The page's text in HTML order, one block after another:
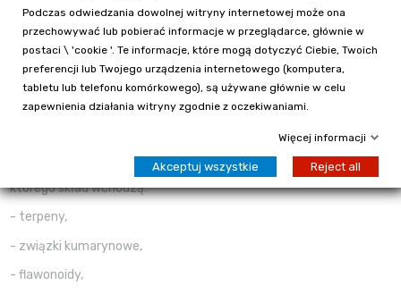
duże, pierzastodzielne, osadzone na długich ogonkach. Kwitnie
pod koniec lata i obumiera po wydaniu nasion, a jego kwiaty są
Drobne, zebrane w duże, kuliste baldachy złożone, zielonkawo-
żółte i zielonkawo-białe. Owocem arcydzięgla są duże rozłupki,
które składają się z 2 płaskich, jasnobrązowych niełupek. Kłącze
jest krótkie pofałdowane i brunatne. Wyrastają z niego cienkie,
Surowcem roślinnym jest korzeń zawierający olejek lotny, w
którego skład wchodzą:
- terpeny,
- związki kumarynowe,
- flawonoidy,
Podczas odwiedzania dowolnej witryny internetowej może ona
przechowywać lub pobierać informacje w przeglądarce, głównie w
postaci \ 'cookie '. Te informacje, które mogą dotyczyć Ciebie, Twoich
preferencji lub Twojego urządzenia internetowego (komputera,
tabletu lub telefonu komórkowego), są używane głównie w celu
zapewnienia działania witryny zgodnie z oczekiwaniami.
Więcej informacji
Akceptuj wszystkie Reject all